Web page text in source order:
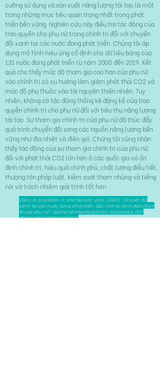
cường sử dụng và sản xuất năng lượng tái tạo là một
trong những mục tiêu quan trọng nhất trong phát
triển bền vững. Nghiên cứu này điều tra tác động của
trao quyền cho phụ nữ trong chính trị đối với chuyển
đổi xanh tại các nước đang phát triển. Chúng tôi áp
dụng mô hình hiệu ứng cố định cho dữ liệu bảng của
131 nước đang phát triển từ năm 2000 đến 2019. Kết
quả cho thấy mức độ tham gia cao hơn của phụ nữ
vào chính trị có xu hướng làm giảm phát thải CO2 và
mức độ phụ thuộc vào tài nguyên thiên nhiên. Tuy
nhiên, không có tác động thống kê đáng kể của trao
quyền chính trị cho phụ nữ đối với tiêu thụ năng lượng
tái tạo. Sự tham gia chính trị của phụ nữ đã thúc đẩy
quá trình chuyển đổi sang các nguồn năng lượng bền
vững như địa nhiệt và điện gió. Chúng tôi cũng nhận
thấy tác động của sự tham gia chính trị của phụ nữ
đối với phát thải CO2 lớn hơn ở các quốc gia có ổn
định chính trị, hiệu quả chính phủ, chất lượng điều tiết,
thượng tôn pháp luật, kiểm soát tham nhũng và tiếng
nói và trách nhiệm giải trình tốt hơn.
Doan, N. and Doan, H. and Nguyen, et al (2024), "Chuyển đổi
xanh tại các nước đang phát triển: Góc nhìn từ lãnh đạo chính
trị của phụ nữ", Journal of Interdisciplinary Economics, DOI:
10.1177/02601079241232776